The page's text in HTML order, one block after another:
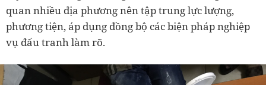
quan nhiều địa phương nên tập trung lực lượng,
phương tiện, áp dụng đồng bộ các biện pháp nghiệp
vụ đấu tranh làm rõ.